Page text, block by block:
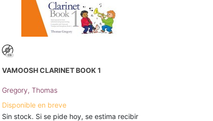
VAMOOSH CLARINET BOOK 1
Gregory, Thomas
Disponible en breve
Sin stock. Si se pide hoy, se estima recibir